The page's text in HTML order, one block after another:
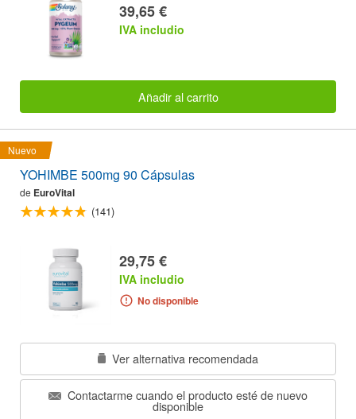
39,65 €
IVA includio
Añadir al carrito
Nuevo
YOHIMBE 500mg 90 Cápsulas
de EuroVital
(141)
29,75 €
IVA includio
No disponible
Ver alternativa recomendada
Contactarme cuando el producto esté de nuevo
disponible